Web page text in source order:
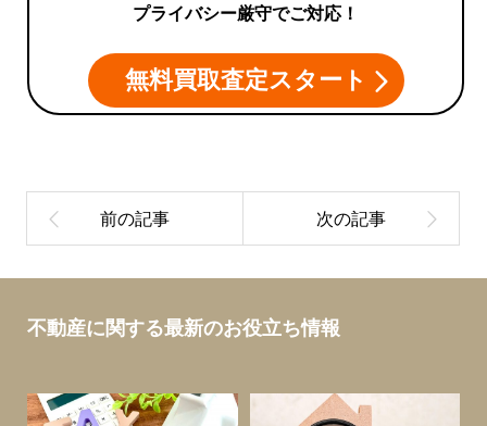
プライバシー厳守でご対応！
無料買取査定スタート
不動産に関する最新のお役立ち情報